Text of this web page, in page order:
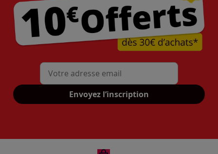
Mon adresse mail
Envoyez l’inscription